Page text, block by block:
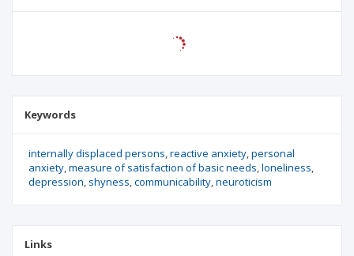
Keywords
internally displaced persons reactive anxiety personal
anxiety measure of satisfaction of basic needs loneliness
depression shyness communicability neuroticism
Links